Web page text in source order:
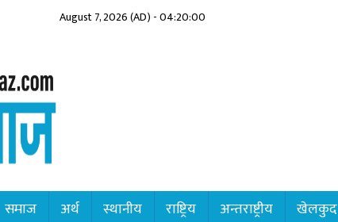
August 7, 2026 (AD) - 04:20:01
समाज अर्थ स्थानीय राष्ट्रिय अन्तराष्ट्रीय खेलकुद